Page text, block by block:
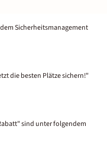
Sicherheitsmanagement
die besten Plätze sichern!"
sind unter folgendem